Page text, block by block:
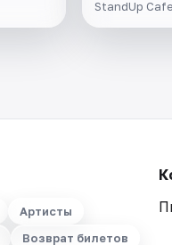
StandUp Cafe
Артисты
Возврат билетов